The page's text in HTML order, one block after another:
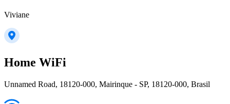
Viviane
Home WiFi
Unnamed Road, 18120-000, Mairinque - SP, 18120-000, Brasil